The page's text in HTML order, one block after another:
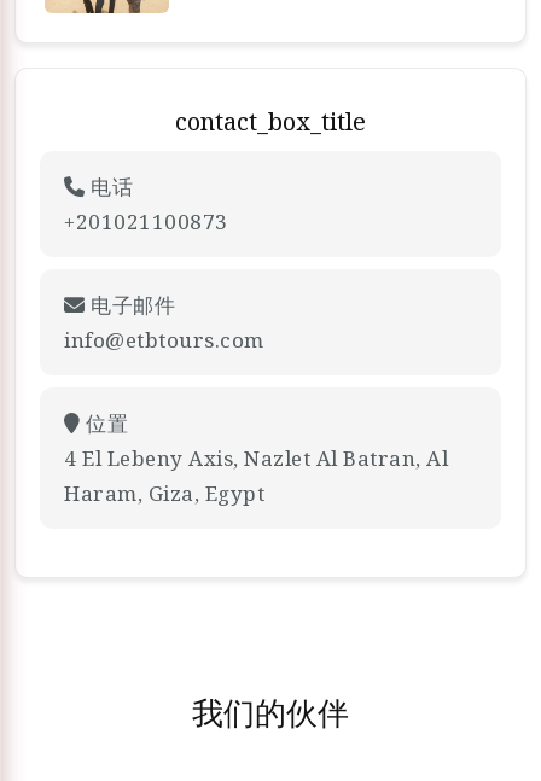
contact_box_title
电话
+201021100873
电子邮件
info@etbtours.com
位置
4 El Lebeny Axis, Nazlet Al Batran, Al
Haram, Giza, Egypt
我们的伙伴